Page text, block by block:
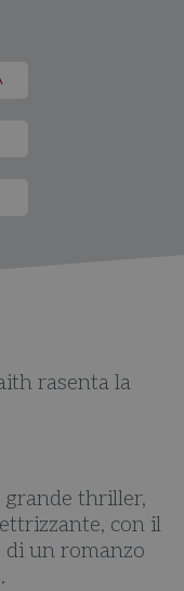
rasenta la
thriller,
con il
un romanzo